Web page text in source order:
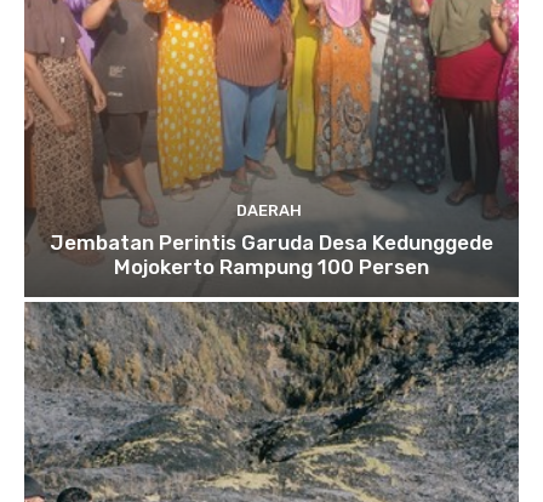
DAERAH
Jembatan Perintis Garuda Desa Kedunggede
Mojokerto Rampung 100 Persen